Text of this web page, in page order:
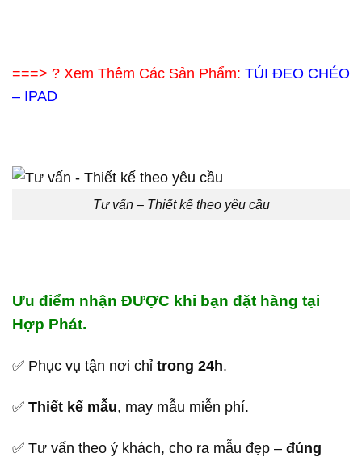
===> ? Xem Thêm Các Sản Phẩm: TÚI ĐEO CHÉO
– IPAD
Tư vấn – Thiết kế theo yêu cầu
Ưu điểm nhận ĐƯỢC khi bạn đặt hàng tại
Hợp Phát.
✅ Phục vụ tận nơi chỉ trong 24h.
✅ Thiết kế mẫu, may mẫu miễn phí.
✅ Tư vấn theo ý khách, cho ra mẫu đẹp – đúng